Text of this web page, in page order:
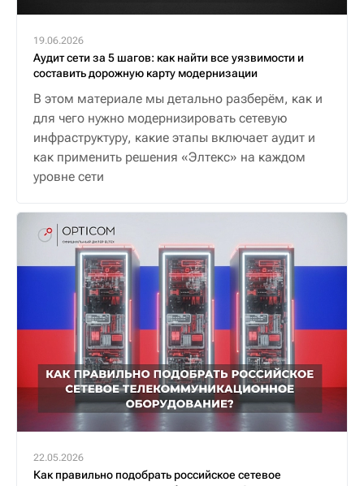
19.06.2026
Аудит сети за 5 шагов: как найти все уязвимости и
составить дорожную карту модернизации
В этом материале мы детально разберём, как и
для чего нужно модернизировать сетевую
инфраструктуру, какие этапы включает аудит и
как применить решения «Элтекс» на каждом
уровне сети
22.05.2026
Как правильно подобрать российское сетевое